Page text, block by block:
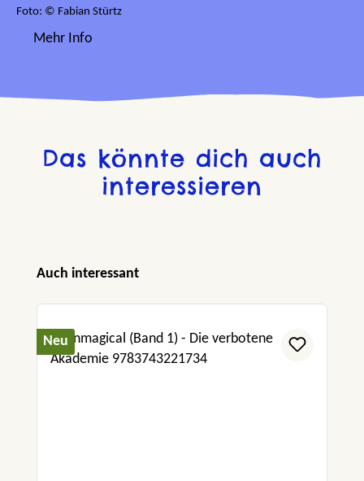
Foto: © Fabian Stürtz
Mehr Info
Das könnte dich auch
interessieren
Produktgalerie überspringen
Auch interessant
Neu